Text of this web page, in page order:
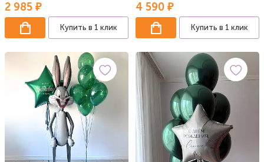
2 985 ₽
Купить в 1 клик
4 590 ₽
Купить в 1 клик